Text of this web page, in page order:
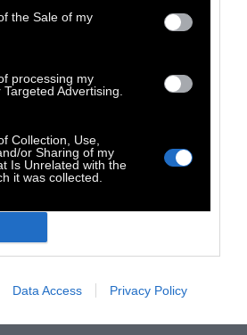
the Sale of my
processing my
Advertising.
Collection, Use,
or Sharing of my
Is Unrelated with the
it was collected.
Data Access Privacy Policy
εικόνες με
στην υπηρεσία ενός
συνόλου, η
μια πλούσια και
μεταξύ ήχου
τις ατμοσφαιρικές
Σινεμά που θολώνει
πραγματικότητας
στην οθόνη σαν ένα
που δεν ξέρεις σε ποιον